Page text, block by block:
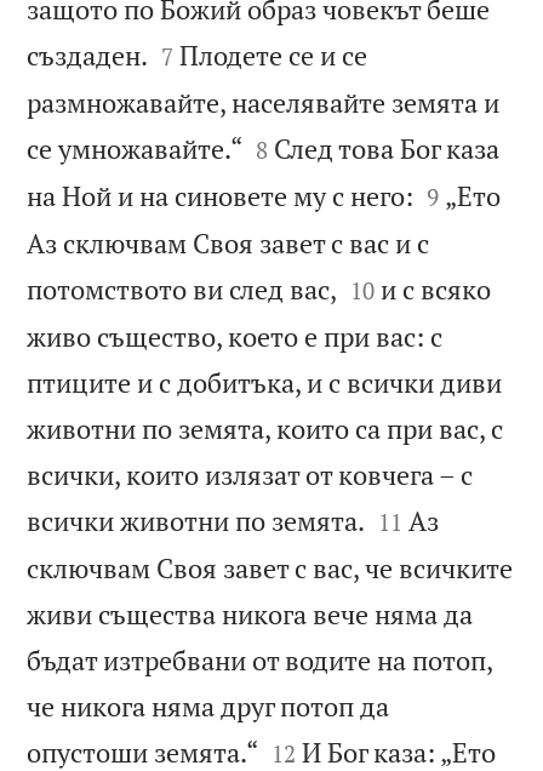
защото по Божий образ човекът беше
създаден. 

7 Плодете се и се
размножавайте, населявайте земята и
се умножавайте.“ 

8 След това Бог каза
на Ной и на синовете му с него: 

9 „Ето
Аз сключвам Своя завет с вас и с
потомството ви след вас, 

10 и с всяко
живо същество, което е при вас: с
птиците и с добитъка, и с всички диви
животни по земята, които са при вас, с
всички, които излязат от ковчега – с
всички животни по земята. 

11 Аз
сключвам Своя завет с вас, че всичките
живи същества никога вече няма да
бъдат изтребвани от водите на потоп,
че никога няма друг потоп да
опустоши земята.“ 

12 И Бог каза: „Ето